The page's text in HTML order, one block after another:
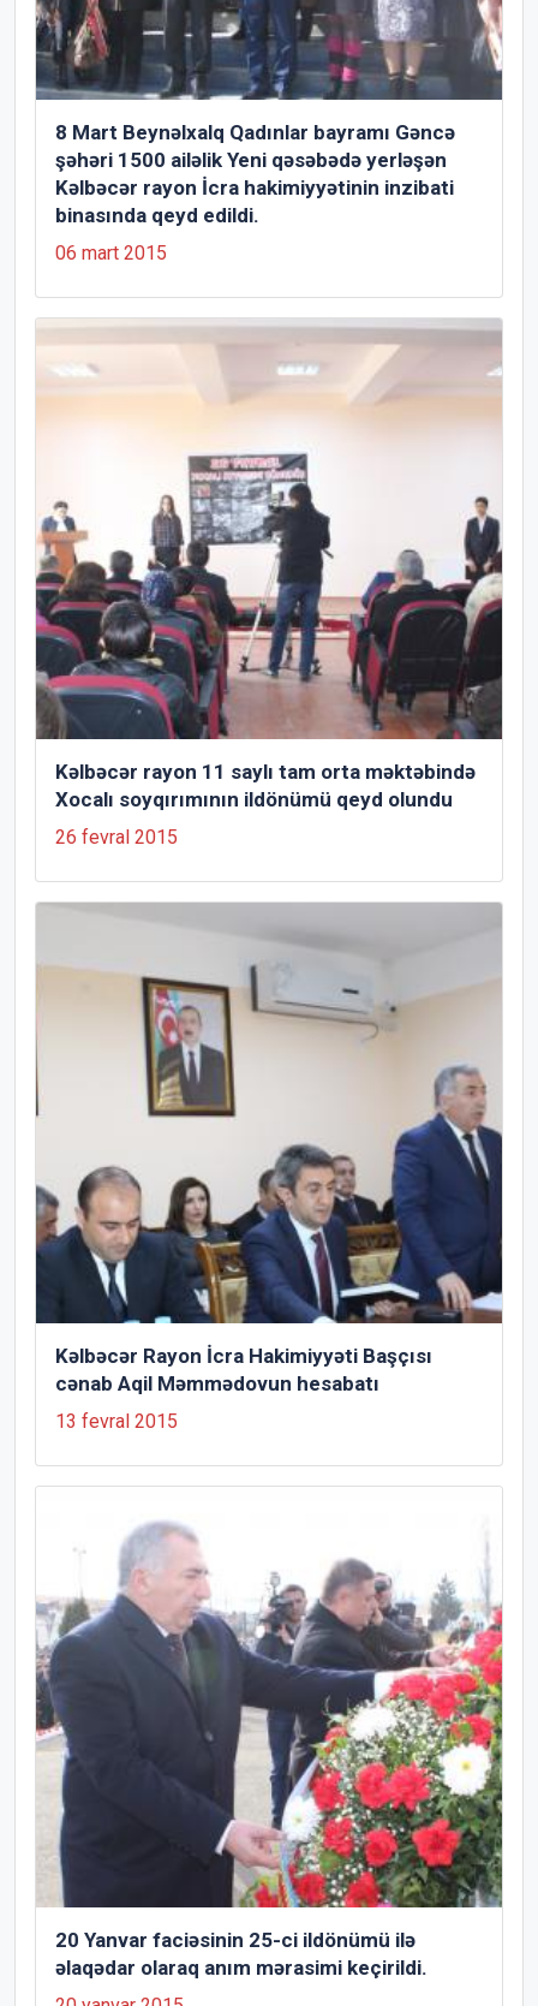
8 Mart Beynəlxalq Qadınlar bayramı Gəncə
şəhəri 1500 ailəlik Yeni qəsəbədə yerləşən
Kəlbəcər rayon İcra hakimiyyətinin inzibati
binasında qeyd edildi.
06 mart 2015
Kəlbəcər rayon 11 saylı tam orta məktəbində
Xocalı soyqırımının ildönümü qeyd olundu
26 fevral 2015
Kəlbəcər Rayon İcra Hakimiyyəti Başçısı
cənab Aqil Məmmədovun hesabatı
13 fevral 2015
20 Yanvar faciəsinin 25-ci ildönümü ilə
əlaqədar olaraq anım mərasimi keçirildi.